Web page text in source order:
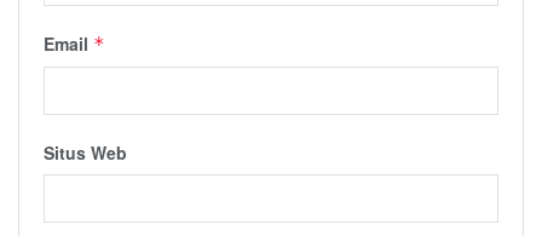
Email *
Situs Web